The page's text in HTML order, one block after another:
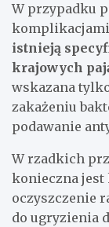
W przypadku
komplikacjami
istnieją
krajowych
wskazana
zakażeniu
podawanie
W rzadkich
konieczna
oczyszczenie
do ugryzienia